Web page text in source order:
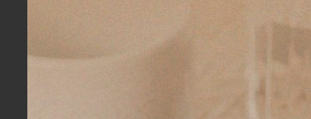
Jolie
Leve o clima tropical
um lugar
branca e outras
clima festivo da linha